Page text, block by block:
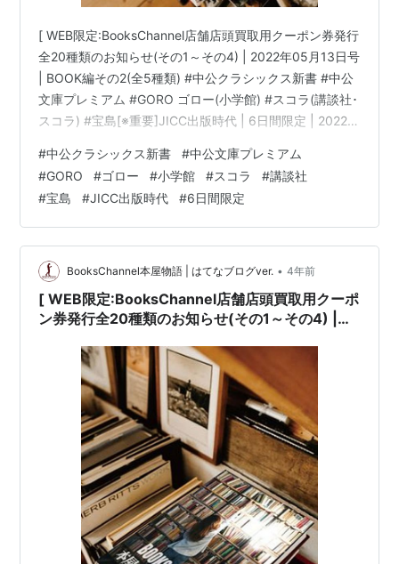
[ WEB限定:BooksChannel店舗店頭買取用クーポン券発行
全20種類のお知らせ(その1～その4) | 2022年05月13日号
| BOOK編その2(全5種類) #中公クラシックス新書 #中公
文庫プレミアム #GORO ゴロー(小学館) #スコラ(講談社･
スコラ) #宝島[※重要]JICC出版時代 | 6日間限定 | 2022年
Books Channel( ブックスチャンネル )〒581-0013 大阪
府八尾市山本町南１丁目７−7番20号 ミヤコ書店内書物は
知恵の泉... 音楽は癒やしの泉…生活に読書・暮…
#中公クラシックス新書 #中公文庫プレミアム
#GORO #ゴロー #小学館 #スコラ #講談社
#宝島 #JICC出版時代 #6日間限定
BooksChannel本屋物語 | はてなブログver. • 4年前
[ WEB限定:BooksChannel店舗店頭買取用クーポ
ン券発行全20種類のお知らせ(その1～その4) |
中公クラシックス新書 #中公文庫プレミアム
#GORO ゴロー(小学館) #スコラ(講談社･スコラ)
#宝島[※重要]JICC出版時代 | 6日間限定 | 2022
年05月09日(月曜日)～05月14日(土曜日) 他 |